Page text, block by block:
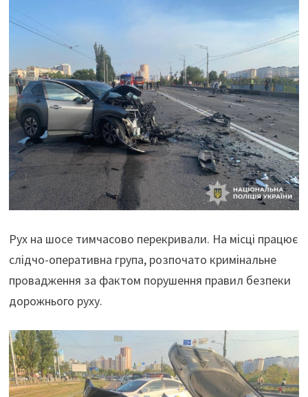
Рух на шосе тимчасово перекривали. На місці працює
слідчо-оперативна група, розпочато кримінальне
провадження за фактом порушення правил безпеки
дорожнього руху.